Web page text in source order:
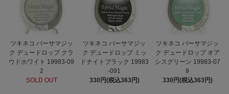
ツキネコ バーサマジッ
ク デュードロップ クラ
ウドホワイト 19983-09
2
SOLD OUT
ツキネコ バーサマジッ
ク デュードロップ ミッ
ドナイトブラック 19983
-091
330円(税込363円)
ツキネコ バーサマジッ
ク デュードロップ オア
シスグリーン 19983-07
9
330円(税込363円)